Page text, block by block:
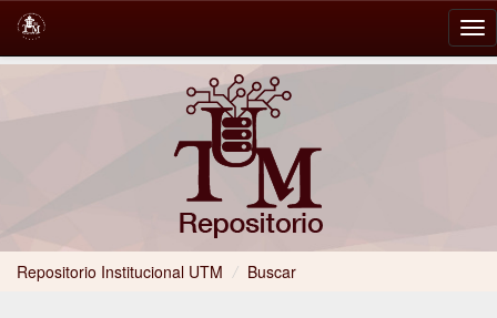
Repositorio Institucional UTM / Buscar